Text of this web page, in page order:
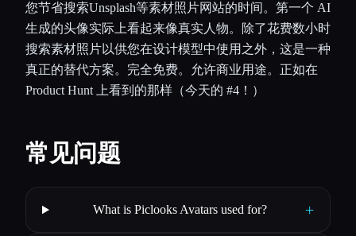
您节省搜索Unsplash等素材照片网站的时间。第一个 AI
生成的头像实际上看起来像真实人物。除了花费数小时
搜索素材照片以供您在设计模型中使用之外，这是一种
真正的替代方案。完全免费。允许商业用途。正如在
Product Hunt 上看到的那样（今天的 #4！）
常见问题
What is Piclooks Avatars used for? +